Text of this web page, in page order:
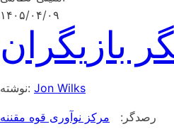
۱۴۰۵/۰۴/۰۹
بازیگران
نوشته: Jon Wilks
رصدگر: مرکز نوآوری قوه مقننه